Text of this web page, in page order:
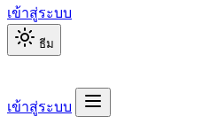
เข้าสู่ระบบ
ธีม
เข้าสู่ระบบ